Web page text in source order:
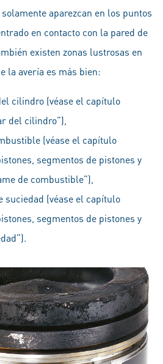
aparezcan en los puntos
en contacto con la pared de
existen zonas lustrosas en
la avería es más bien:
cilindro (véase el capítulo
del cilindro”),
(véase el capítulo
segmentos de pistones y
de combustible”),
suciedad (véase el capítulo
segmentos de pistones y